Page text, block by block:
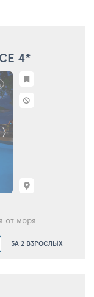
4*
от моря
ЗА 2 ВЗРОСЛЫХ